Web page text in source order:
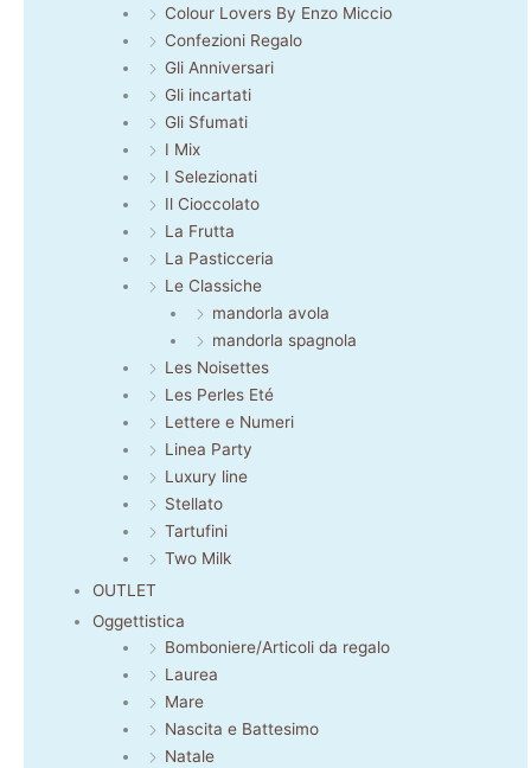
Colour Lovers By Enzo Miccio
Confezioni Regalo
Gli Anniversari
Gli incartati
Gli Sfumati
I Mix
I Selezionati
Il Cioccolato
La Frutta
La Pasticceria
Le Classiche
mandorla avola
mandorla spagnola
Les Noisettes
Les Perles Eté
Lettere e Numeri
Linea Party
Luxury line
Stellato
Tartufini
Two Milk
OUTLET
Oggettistica
Bomboniere/Articoli da regalo
Laurea
Mare
Nascita e Battesimo
Natale